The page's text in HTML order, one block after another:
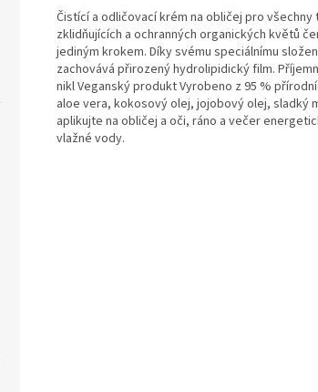
Čistící a odličovací krém na obličej pro
zklidňujících a ochranných organických květů
jediným krokem. Díky svému speciálnímu
zachovává přirozený hydrolipidický film.
nikl Veganský produkt Vyrobeno z 95 %
aloe vera, kokosový olej, jojobový olej, sladký
aplikujte na obličej a oči, ráno a večer
vlažné vody.